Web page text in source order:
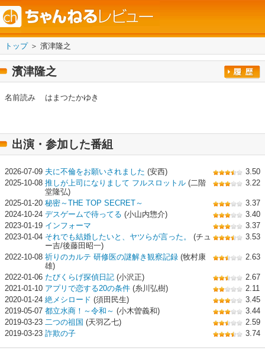
トップ＞ 濱津隆之
濱津隆之
名前読み はまつたかゆき
出演・参加した番組
2026-07-09 夫に不倫をお願いされました (安西)
3.50
2025-10-08 推しが上司になりまして フルスロットル (二階
堂隆弘)
3.22
2025-01-20 秘密～THE TOP SECRET～
3.37
2024-10-24 デスゲームで待ってる (小山内惣介)
3.40
2023-01-19 インフォーマ
3.37
2023-01-04 それでも結婚したいと、ヤツらが言った。
(チュ
ー吉/後藤田昭一)
3.53
2022-10-08 祈りのカルテ 研修医の謎解き観察記録 (牧村康
雄)
2.63
2022-01-06 たびくらげ探偵日記 (小沢正)
2.67
2021-01-10 アプリで恋する20の条件 (糸川弘樹)
2.11
2020-01-24 絶メシロード (須田民生)
3.45
2019-05-07 都立水商！～令和～ (小木曽義和)
3.44
2019-03-23 二つの祖国 (天羽乙七)
2.59
2019-03-23 詐欺の子 3.74